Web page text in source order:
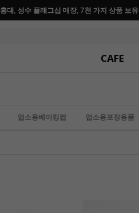
대, 성수 플래그십 매장, 7천 가지 상품 보유
CAFE
업소용베이킹컵 업소용포장용품